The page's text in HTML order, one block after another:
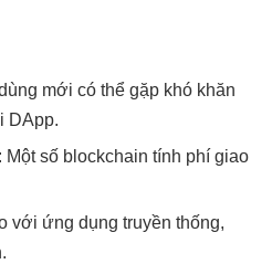
mới có thể gặp khó khăn
DApp.
: Một số blockchain tính phí giao
với ứng dụng truyền thống,